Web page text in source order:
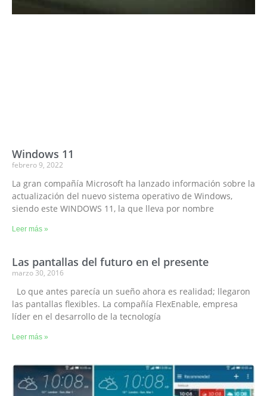
Windows 11
febrero 9, 2022
La gran compañía Microsoft ha lanzado información sobre la
actualización del nuevo sistema operativo de Windows,
siendo este WINDOWS 11, la que lleva por nombre
Leer más »
Las pantallas del futuro en el presente
marzo 30, 2016
Lo que antes parecía un sueño ahora es realidad; llegaron
las pantallas flexibles. La compañía FlexEnable, empresa
líder en el desarrollo de la tecnología
Leer más »